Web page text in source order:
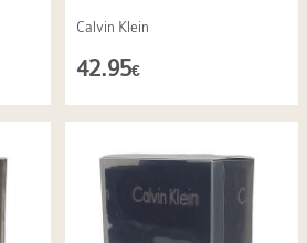
Calvin Klein
42.95€